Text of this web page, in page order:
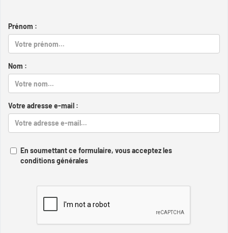
Prénom :
Nom :
Votre adresse e-mail :
En soumettant ce formulaire, vous acceptez les
conditions générales